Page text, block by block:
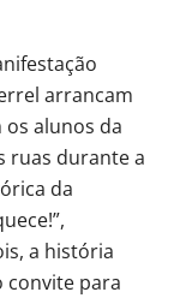
arrancam
os alunos da
ruas durante a
da
a história
convite para